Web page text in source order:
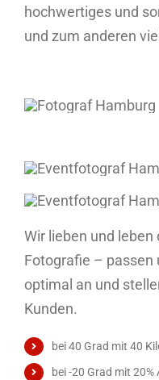
hochwertiges und
und zum anderen
Wir lieben und leben
Fotografie – passen
optimal an und
Kunden.
bei 40 Grad mit 40
bei -20 Grad mit